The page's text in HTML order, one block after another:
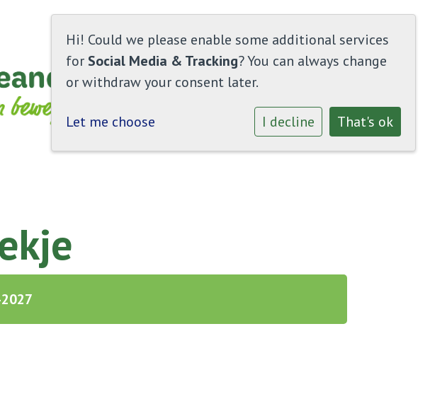
Hi! Could we please enable some additional services
for Social Media & Tracking? You can always change
or withdraw your consent later.
Let me choose I decline That's ok